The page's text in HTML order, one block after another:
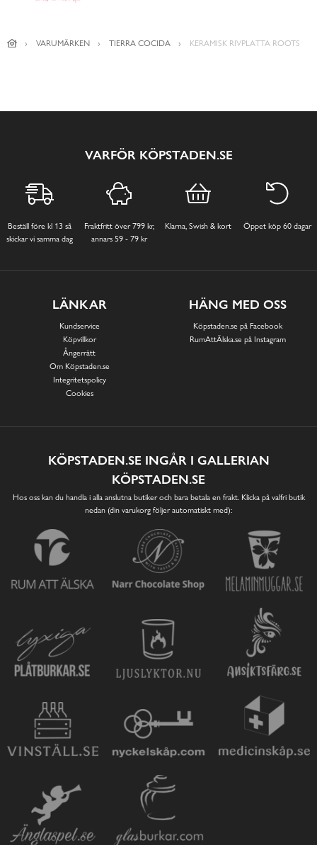
VARUMÄRKEN TIERRA COCIDA KERAMISK RIVPLATTA ROOTS
VARFÖR KÖPSTADEN.SE
Beställ före kl 13 så
skickar vi samma dag
Fraktfritt över 799 kr,
annars 59 - 79 kr
Klarna, Swish & kort Öppet köp 60 dagar
LÄNKAR
Kundservice
Köpvillkor
Ångerrätt
Om Köpstaden.se
Integritetspolicy
Cookies
HÄNG MED OSS
Köpstaden.se på Facebook
RumAttÄlska.se på Instagram
KÖPSTADEN.SE INGÅR I GALLERIAN
KÖPSTADEN.SE
Hos oss kan du handla i alla anslutna butiker och bara betala en frakt. Klicka på valfri butik
nedan (din varukorg följer automatiskt med):